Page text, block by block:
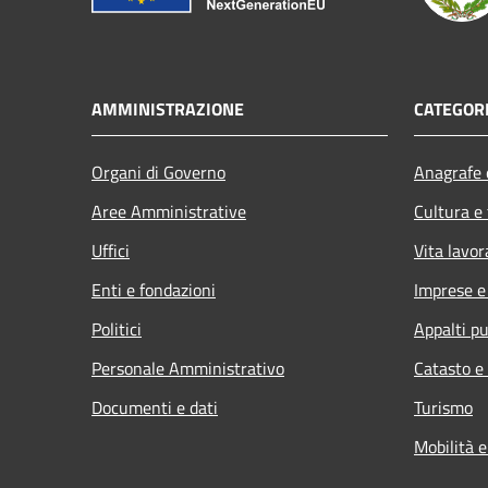
AMMINISTRAZIONE
Organi di Governo
Aree Amministrative
Uffici
Enti e fondazioni
Politici
Personale Amministrativo
Documenti e dati
Cultura
Vita
Imprese
Appalti
Catasto
Turismo
Mobilità